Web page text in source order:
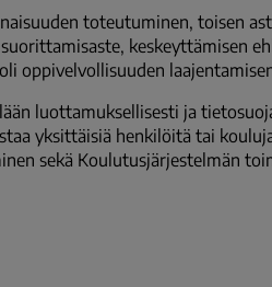
toteutuminen, toisen
keskeyttämisen
oppivelvollisuuden
luottamuksellisesti ja
yksittäisiä henkilöitä tai
sekä Koulutusjärjestelmän